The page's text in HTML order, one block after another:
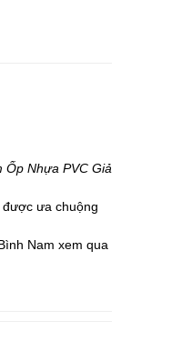
Ốp Nhựa PVC Giả
ưa chuộng
Nam xem qua